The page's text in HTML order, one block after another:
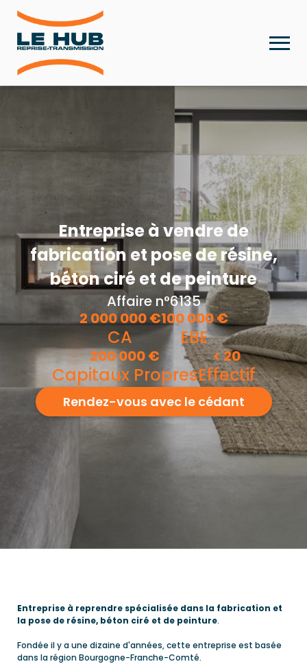
Entreprise à vendre de
fabrication et pose de résine,
béton ciré et de peinture
Affaire n°6135
2 000 000€
CA
100 000€
EBE
200 000€
Capitaux Propres
<20
Effectif
Rendez-vous avec le cédant
Entreprise à reprendre spécialisée dans la fabrication et
la pose de résine, béton ciré et de peinture.
Fondée il y a une dizaine d'années, cette entreprise est basée
dans la région Bourgogne-Franche-Comté.